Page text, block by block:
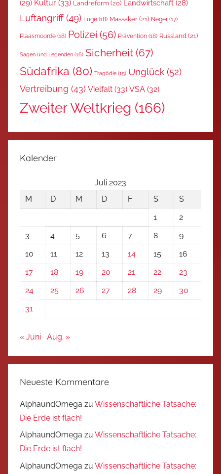
(29) Kultur (33) Landreform (20) Landwirtschaft (28)
Luftangriff (49) Lüge (18) Massaker (21) Neger (17)
Plaasmoorde (18) Polizei (56) Prävention (18) Russland (21)
Sagen und Legenden (16) Sicherheit (67)
Südafrika (80) Tragödie (15) Unglück (52)
Vertreibung (43) Vielfalt (33) VSA (32)
Zweiter Weltkrieg (166)
Kalender
Juli 2023
M
D M D F S
S
1
2
3
4 5 6 7 8
9
10
11 12 13 14 15
16
17
18 19 20 21 22
23
24
25 26 27 28 29
30
31
« Juni Aug. »
Neueste Kommentare
AlphaundOmega zu Wissenschaftliche Tatsache:
Die Erde ist flach!
AlphaundOmega zu Wissenschaftliche Tatsache:
Die Erde ist flach!
AlphaundOmega zu Wissenschaftliche Tatsache: